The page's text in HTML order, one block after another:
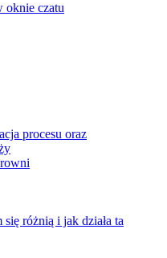
oknie czatu
procesu oraz
różnią i jak działa ta